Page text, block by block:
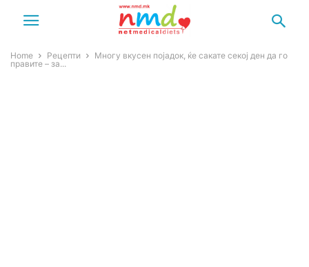
Home Рецепти
Многу вкусен појадок, ќе сакате секој ден да го
правите – за...